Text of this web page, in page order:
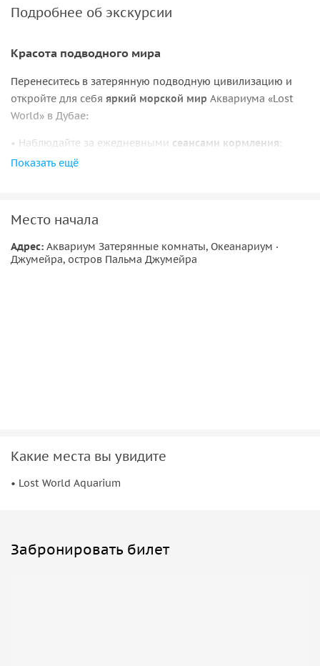
Подробнее об экскурсии
Красота подводного мира
Перенеситесь в затерянную подводную цивилизацию и
откройте для себя яркий морской мир Аквариума «Lost
World» в Дубае:
• Наблюдайте за ежедневными сеансами кормления:
прямо на ваших глазах опытные дайверы покормят
время интерактивных шоу в бассейне и получите
очаровательными морскими существами.
Показать ещё
Место начала
Адрес: Аквариум Затерянные комнаты, Океанариум ·
Джумейра, остров Пальма Джумейра
Какие места вы увидите
• Lost World Aquarium
Забронировать билет